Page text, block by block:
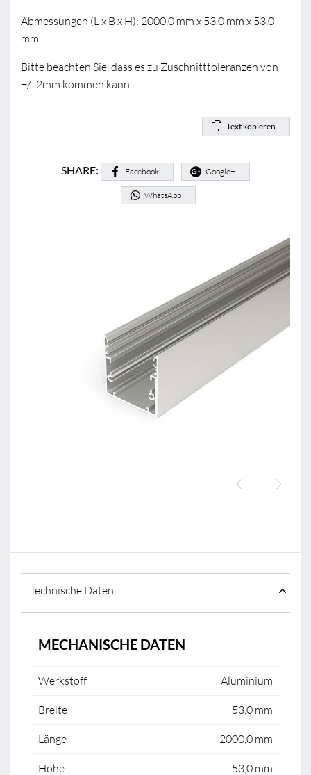
Abmessungen (L x B x H): 2000,0 mm x 53,0 mm x 53,0
mm
Bitte beachten Sie, dass es zu Zuschnitttoleranzen von
+/- 2mm kommen kann.
Text kopieren
SHARE: Facebook Google+
WhatsApp
Technische Daten
MECHANISCHE DATEN
Werkstoff Aluminium
Breite 53,0 mm
Länge 2000,0 mm
Höhe 53,0 mm